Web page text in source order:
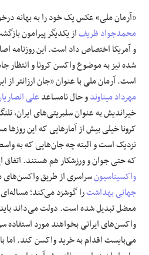
«آرمان ملی» عکس یک خود را به بهانه
محمدجواد ظریفاز یکدیگر پیرامون
و آمریکا اختصاص داد است. این روزنامه
شده نیز به موضوع واکسن کرونا و انتظار
است. آرمان ملی با عنوان «جان ارزانتر
مهرداد میناوندو حال نامساعدعلی
خیر‌اندیش به عنوان سلبریتی‌های ایران،
کرونا خیلی بیش از آمار‌هایی که این روز‌ها
نزدیک است و البته چه جان‌هایی که به
که حتی جوان و ورزشکار هم هستند. اتفاق
واکسیناسیونسراسری از طریق واکسن‌های
جهانی بهداشترا گوشزد می‌کند؛
معضل تبدیل شده است. دولت می‌داند باید
واکسن‌های ایرانی بخواهند مورد استفاده
می‌بایست اقدام به خرید واکسن کند. اما